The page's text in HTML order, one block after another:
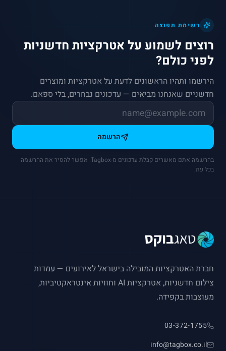
רשימת תפוצה
רוצים לשמוע על אטרקציות חדשניות
לפני כולם?
הירשמו ותהיו הראשונים לדעת על אטרקציות ומוצרים
חדשניים שאנחנו מביאים — עדכונים נבחרים, בלי ספאם.
הרשמה
בהרשמה אתם מאשרים קבלת עדכונים מ-Tagbox. אפשר להסיר את ההרשמה
בכל עת.
חברת האטרקציות המובילה בישראל לאירועים — עמדות
צילום חדשניות, אטרקציות AI וחוויות אינטראקטיביות,
מעוצבות בקפידה.
03-372-1755
info@tagbox.co.il